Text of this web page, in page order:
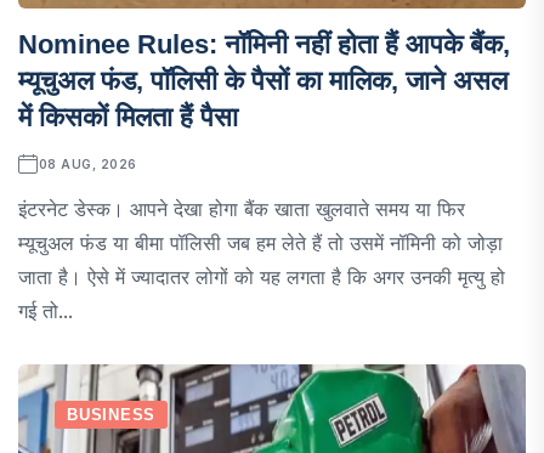
Nominee Rules: नॉमिनी नहीं होता हैं आपके बैंक,
म्यूचुअल फंड, पॉलिसी के पैसों का मालिक, जाने असल
में किसकों मिलता हैं पैसा
08 AUG, 2026
इंटरनेट डेस्क। आपने देखा होगा बैंक खाता खुलवाते समय या फिर
म्यूचुअल फंड या बीमा पॉलिसी जब हम लेते हैं तो उसमें नॉमिनी को जोड़ा
जाता है। ऐसे में ज्यादातर लोगों को यह लगता है कि अगर उनकी मृत्यु हो
गई तो...
BUSINESS